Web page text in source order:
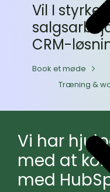
Træning &
Vil I styrke
CRM-
Book et møde
Vi har
med at
med